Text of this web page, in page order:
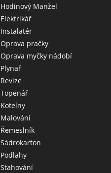
Hodinový Manžel
Elektrikář
Instalatér
Oprava pračky
Oprava myčky nádobí
Plynař
Revize
Topenář
Kotelny
Malování
Řemeslník
Sádrokarton
Podlahy
Stahování